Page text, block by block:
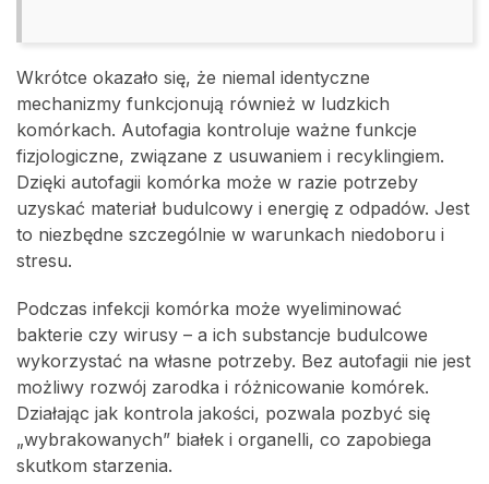
Wkrótce okazało się, że niemal identyczne
mechanizmy funkcjonują również w ludzkich
komórkach. Autofagia kontroluje ważne funkcje
fizjologiczne, związane z usuwaniem i recyklingiem.
Dzięki autofagii komórka może w razie potrzeby
uzyskać materiał budulcowy i energię z odpadów. Jest
to niezbędne szczególnie w warunkach niedoboru i
stresu.
Podczas infekcji komórka może wyeliminować
bakterie czy wirusy – a ich substancje budulcowe
wykorzystać na własne potrzeby. Bez autofagii nie jest
możliwy rozwój zarodka i różnicowanie komórek.
Działając jak kontrola jakości, pozwala pozbyć się
„wybrakowanych” białek i organelli, co zapobiega
skutkom starzenia.